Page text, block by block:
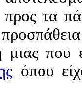
προς τα
μιας που
όπου